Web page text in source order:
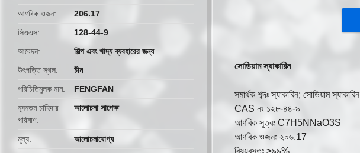
আণবিক ওজন
206.17
সিএএস
128-44-9
আবেদন
শিল্প এবং খাদ্য ব্যবহারের জন্য
উৎপত্তি স্থল
চীন
পরিচিতিমুলক নাম
FENGFAN
ন্যূনতম চাহিদার
পরিমাণ
আলোচনা সাপেক্ষ
মূল্য আলোচনাযোগ্য
সোডিয়াম স্যাকারিন
সমার্থক শব্দঃ স্যাকারিন; সোডিয়াম
CAS নং ১২৮-৪৪-৯
আণবিক সূত্রঃ C7H5NNaO3S
আণবিক ওজনঃ ২০৬.17